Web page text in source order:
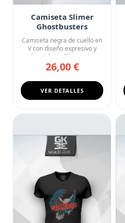
Camiseta Slimer
Ghostbusters
Fantasma Verde
Angry
Camiseta negra de cuello en
V con diseño expresivo y
divertido de Slimer, el ...
26,00 €
VER DETALLES